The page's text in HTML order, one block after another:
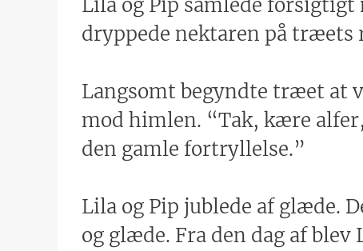
Lila og Pip samlede
dryppede nektaren på træets
Langsomt begyndte træet at
mod himlen. “Tak, kære
den gamle fortryllelse.”
Lila og Pip jublede af glæde.
og glæde. Fra den dag af blev